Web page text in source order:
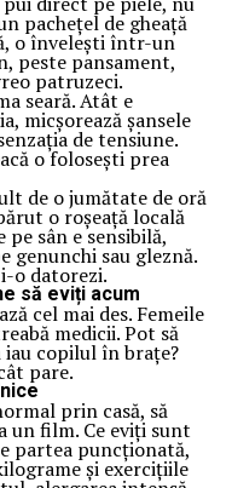
pachețel de gheață
o învelești într-un
peste pansament,
patruzeci.
seară. Atât e
micșorează șansele
de tensiune.
o folosești prea
de o jumătate de oră
o roșeață locală
pe sân e sensibilă,
genunchi sau gleznă.
o datorezi.
să eviți acum
cel mai des. Femeile
medicii. Pot să
iau copilul în brațe?
pare.
prin casă, să
un film. Ce eviți sunt
partea puncționată,
și exercițiile